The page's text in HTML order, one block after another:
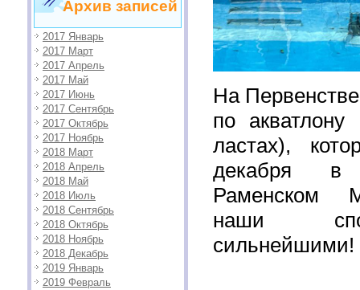
Архив записей
2017 Январь
2017 Март
2017 Апрель
2017 Май
2017 Июнь
2017 Сентябрь
2017 Октябрь
2017 Ноябрь
2018 Март
2018 Апрель
2018 Май
2018 Июль
2018 Сентябрь
2018 Октябрь
2018 Ноябрь
2018 Декабрь
2019 Январь
2019 Февраль
На
по
ластах),
декабря в
Раменском
наши
сильнейшими!